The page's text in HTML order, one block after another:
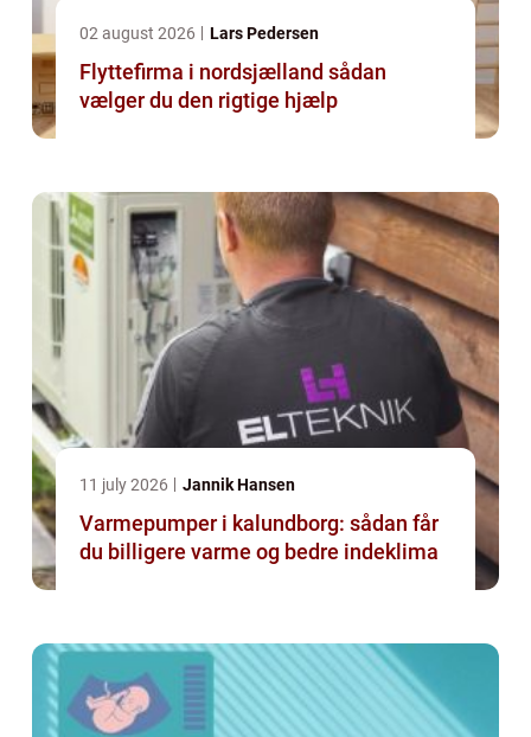
02 august 2026 Lars Pedersen
Flyttefirma i nordsjælland sådan
vælger du den rigtige hjælp
11 july 2026 Jannik Hansen
Varmepumper i kalundborg: sådan får
du billigere varme og bedre indeklima